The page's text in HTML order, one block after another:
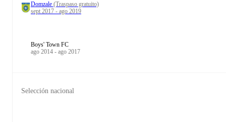
Domzale (Traspaso gratuito)
sept 2017 - ago 2019
Boys' Town FC
ago 2014 - ago 2017
Selección nacional